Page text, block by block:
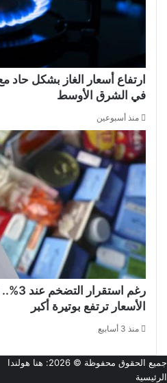
ارتفاع أسعار الغاز بشكل حاد
في الشرق الأوسط
منذ أسبوعين
رغم
الأسعار ترتفع بوتيرة أكبر
منذ 3 أسابيع
جميع الحقوق محفوظة © 2026:
هنا هولندا
الرئيسية